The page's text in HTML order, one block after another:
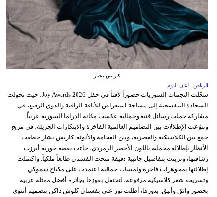
كاريس بشار
الرياض ـ لبنان اليوم
سجّلت النجمات السوريات حضوراً لافتاً في حفل Joy Awards 2026، حيث تحولت
السجادة البنفسجية إلى مساحة استعراض للأناقة الراقية والذوق الرفيع، في
مشاركة حملت رسائل فنية وجمالية عكست مكانة الدراما السورية عربياً.
وتنوّعت الإطلالات بين التصاميم العالمية الفاخرة والابتكارات الجريئة، في مزيج
جمع بين الكلاسيكية والعصرية، وبين الفخامة والأنوثة. كاريس بشار خطفت
الأنظار بإطلالة مخملية باللون الأخضر الزمردي، جاءت بقصة حورية أبرزت
رشاقتها، وتزينت بتفاصيل جانبية دقيقة منحت الفستان طابعاً ملكياً. واكتملت
إطلالتها بمجوهرات فاخرة ولمسات جمالية اعتمدت على مكياج سموكي
وتسريحة شعر كلاسيكية مرفوعة، لتحتفل بفوزها بجائزة أفضل ممثلة عربية
بحضور واثق وأنيق. بدورها، أطلت نور علي بفستان كلوش داكن بتصميم أنثوي